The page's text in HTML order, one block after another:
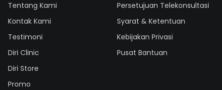
Tentang Kami
Kontak Kami
Testimoni
Diri Clinic
Diri Store
Promo
Persetujuan Telekonsultasi
Syarat & Ketentuan
Kebijakan Privasi
Pusat Bantuan